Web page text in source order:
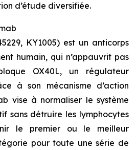
d’étude diversifiée.
KY1005) est un anticorps
humain, qui n’appauvrit pas
OX40L, un régulateur
à son mécanisme d’action
vise à normaliser le système
sans détruire les lymphocytes
le premier ou le meilleur
pour toute une série de